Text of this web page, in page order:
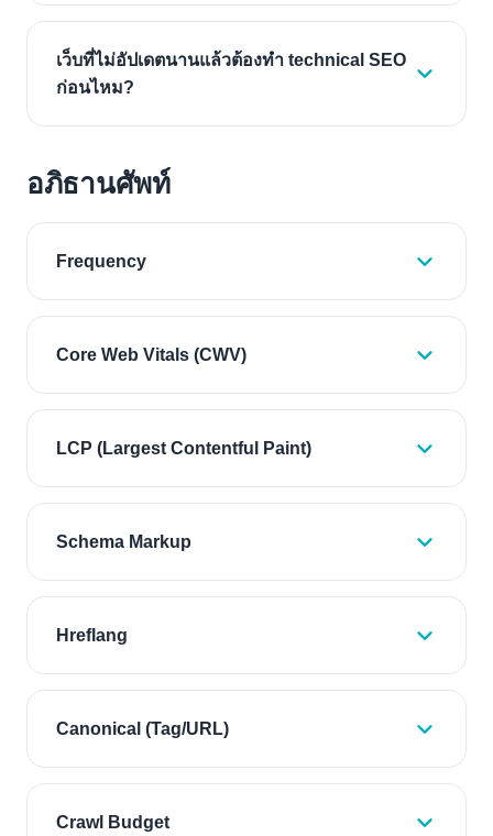
เว็บที่ไม่อัปเดตนานแล้วต้องทำ technical SEO
ก่อนไหม?
อภิธานศัพท์
Frequency
Core Web Vitals (CWV)
LCP (Largest Contentful Paint)
Schema Markup
Hreflang
Canonical (Tag/URL)
Crawl Budget